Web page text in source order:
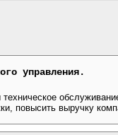
управления.
повысить выручку